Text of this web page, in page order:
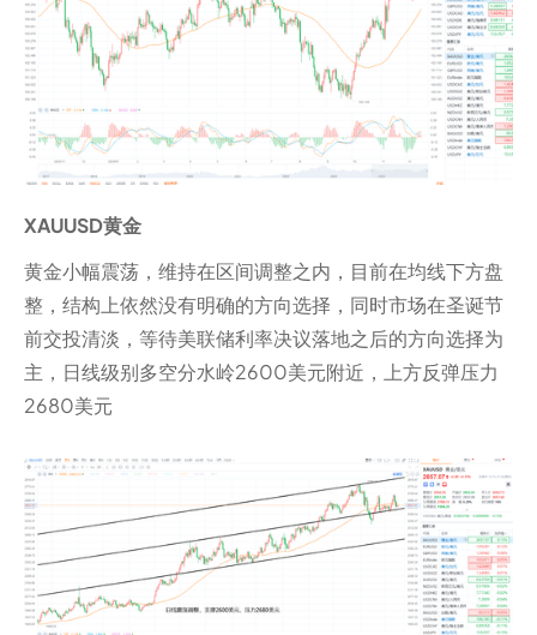
XAUUSD黄金
黄金小幅震荡，维持在区间调整之内，目前在均线下方盘
整，结构上依然没有明确的方向选择，同时市场在圣诞节
前交投清淡，等待美联储利率决议落地之后的方向选择为
主，日线级别多空分水岭2600美元附近，上方反弹压力
2680美元